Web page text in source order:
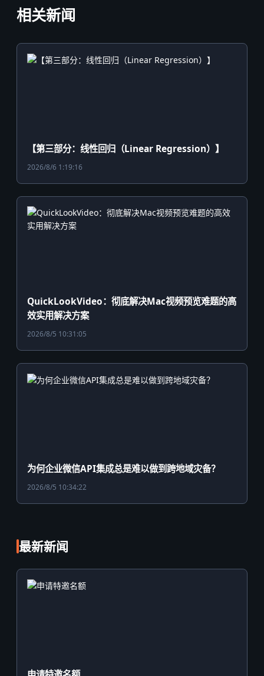
相关新闻
【第三部分：线性回归（Linear Regression）】
2026/8/6 1:19:16
QuickLookVideo：彻底解决Mac视频预览难题的高
效实用解决方案
2026/8/5 10:31:05
为何企业微信API集成总是难以做到跨地域灾备？
2026/8/5 10:34:22
最新新闻